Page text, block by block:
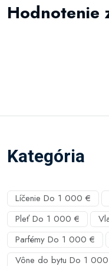
Hodnotenie
Kategória
Líčenie Do 1 000 €
Pleť Do 1 000 €
Parfémy Do 1 000 €
Vône do bytu Do 1